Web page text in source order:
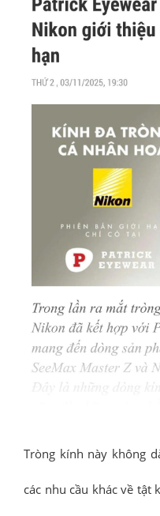
Tròng kính này không
các nhu cầu khác về tật